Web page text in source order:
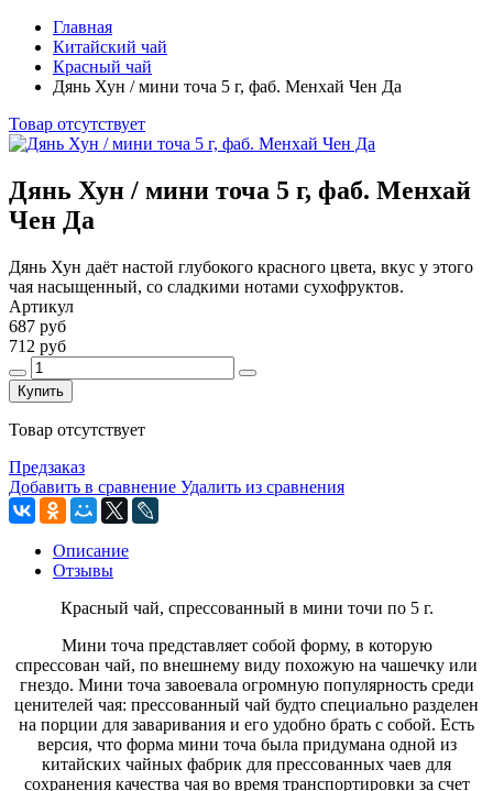
Главная
Китайский чай
Красный чай
Дянь Хун / мини точа 5 г, фаб. Менхай Чен Да
Товар отсутствует
Дянь Хун / мини точа 5 г, фаб. Менхай
Чен Да
Дянь Хун даёт настой глубокого красного цвета, вкус у этого
чая насыщенный, со сладкими нотами сухофруктов.
Артикул
687 руб
712 руб
Купить
Товар отсутствует
Предзаказ
Добавить в сравнение Удалить из сравнения
Описание
Отзывы
Красный чай, спрессованный в мини точи по 5 г.
Мини точа представляет собой форму, в которую
спрессован чай, по внешнему виду похожую на чашечку или
гнездо. Мини точа завоевала огромную популярность среди
ценителей чая: прессованный чай будто специально разделен
на порции для заваривания и его удобно брать с собой. Есть
версия, что форма мини точа была придумана одной из
китайских чайных фабрик для прессованных чаев для
сохранения качества чая во время транспортировки за счет